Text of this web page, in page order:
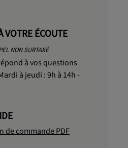
VOTRE ÉCOUTE
NON SURTAXÉ
à vos questions
à jeudi : 9h à 14h -
de commande PDF